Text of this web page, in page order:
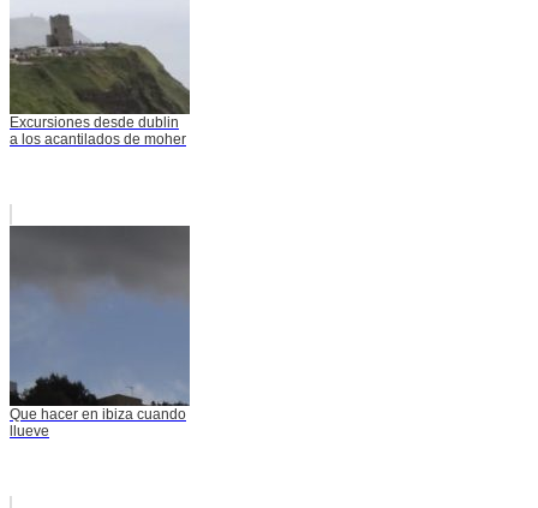
Excursiones desde dublin
a los acantilados de moher
Que hacer en ibiza cuando
llueve